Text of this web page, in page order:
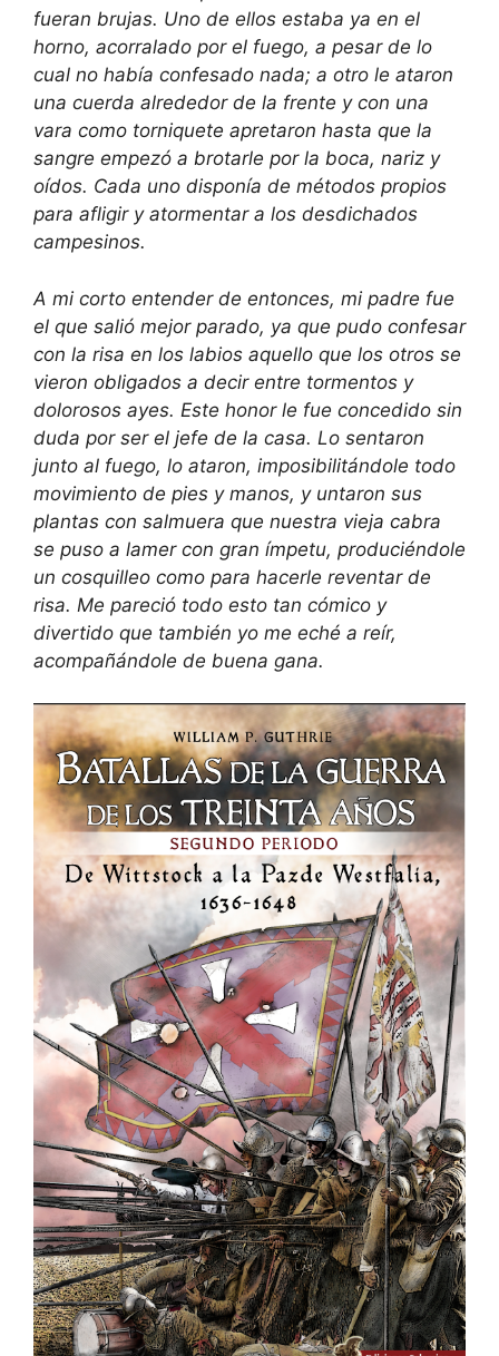
fueran brujas. Uno de ellos estaba ya en el
horno, acorralado por el fuego, a pesar de lo
cual no había confesado nada; a otro le ataron
una cuerda alrededor de la frente y con una
vara como torniquete apretaron hasta que la
sangre empezó a brotarle por la boca, nariz y
oídos. Cada uno disponía de métodos propios
para afligir y atormentar a los desdichados
campesinos.
A mi corto entender de entonces, mi padre fue
el que salió mejor parado, ya que pudo confesar
con la risa en los labios aquello que los otros se
vieron obligados a decir entre tormentos y
dolorosos ayes. Este honor le fue concedido sin
duda por ser el jefe de la casa. Lo sentaron
junto al fuego, lo ataron, imposibilitándole todo
movimiento de pies y manos, y untaron sus
plantas con salmuera que nuestra vieja cabra
se puso a lamer con gran ímpetu, produciéndole
un cosquilleo como para hacerle reventar de
risa. Me pareció todo esto tan cómico y
divertido que también yo me eché a reír,
acompañándole de buena gana.